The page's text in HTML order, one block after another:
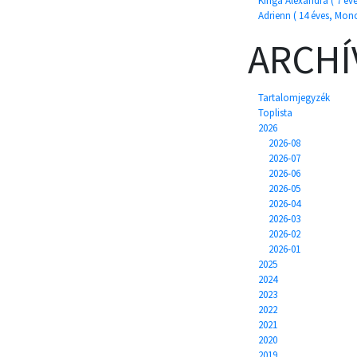
Adrienn ( 14 éves,
Tartalomjegyzék
Toplista
2026
2026-08
2026-07
2026-06
2026-05
2026-04
2026-03
2026-02
2026-01
2025
2024
2023
2022
2021
2020